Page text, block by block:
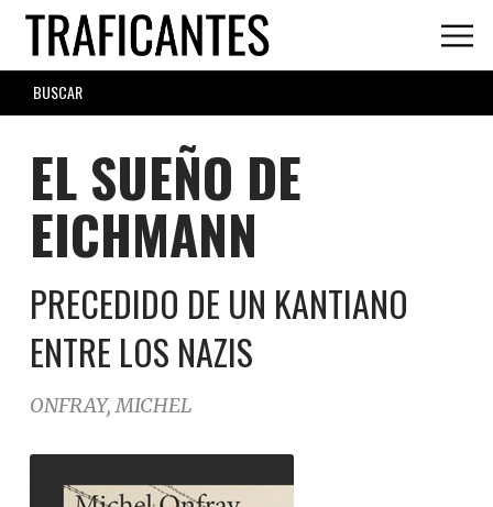
Skip
main
content
SEARCH
FORM
EL SUEÑO DE
EICHMANN
PRECEDIDO DE UN KANTIANO
ENTRE LOS NAZIS
ONFRAY, MICHEL